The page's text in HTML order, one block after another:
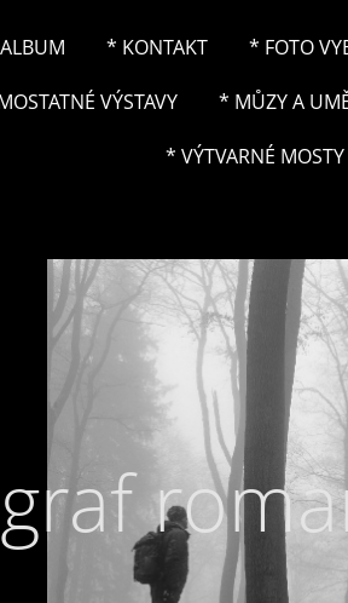
* KONTAKT * FOTO
VÝSTAVY * MŮZY A
* VÝTVARNÉ MOSTY